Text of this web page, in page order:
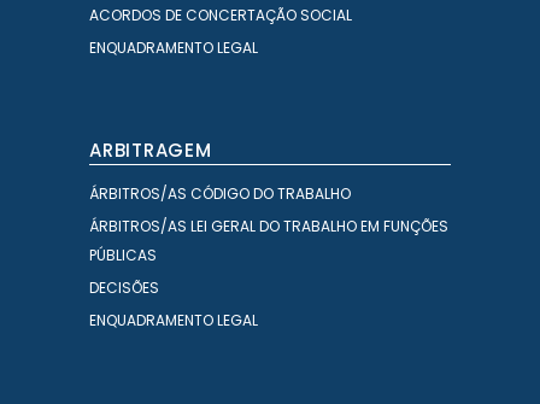
ACORDOS DE CONCERTAÇÃO SOCIAL
ENQUADRAMENTO LEGAL
ARBITRAGEM
ÁRBITROS/AS CÓDIGO DO TRABALHO
ÁRBITROS/AS LEI GERAL DO TRABALHO EM FUNÇÕES
PÚBLICAS
DECISÕES
ENQUADRAMENTO LEGAL